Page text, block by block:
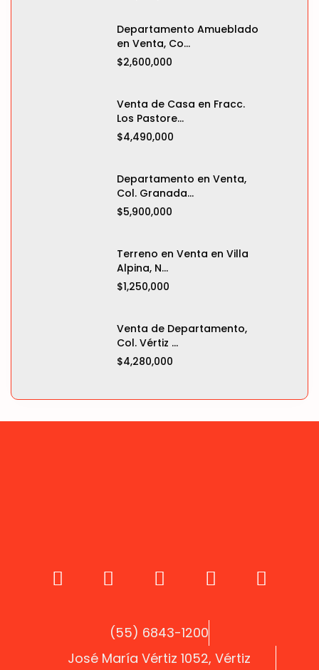
Departamento Amueblado
en Venta, Co...
$2,600,000
Venta de Casa en Fracc.
Los Pastore...
$4,490,000
Departamento en Venta,
Col. Granada...
$5,900,000
Terreno en Venta en Villa
Alpina, N...
$1,250,000
Venta de Departamento,
Col. Vértiz ...
$4,280,000
(55) 6843-1200
José María Vértiz 1052, Vértiz